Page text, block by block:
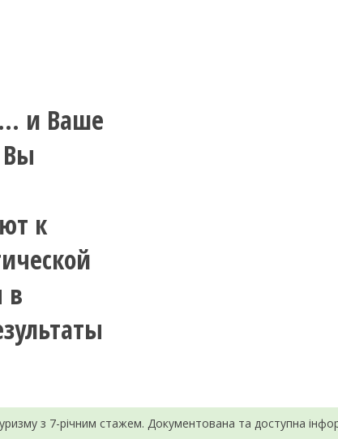
и Ваше
Вы
к
в
з 7-річним стажем. Документована та доступна